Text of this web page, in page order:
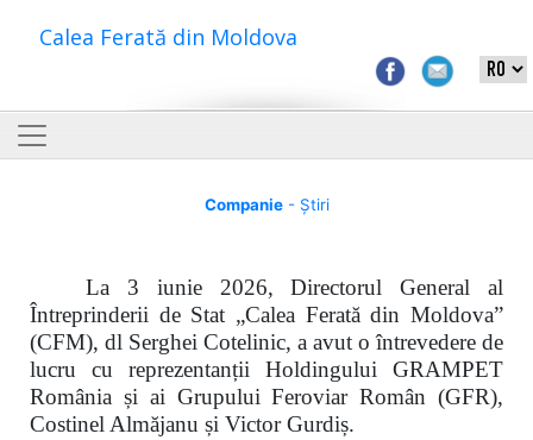
Calea Ferată din Moldova
Companie- Știri
La 3 iunie 2026, Directorul General al
Întreprinderii de Stat „Calea Ferată din Moldova”
(CFM), dl Serghei Cotelinic, a avut o întrevedere de
lucru cu reprezentanții Holdingului GRAMPET
România și ai Grupului Feroviar Român (GFR),
Costinel Almăjanu și Victor Gurdiș.